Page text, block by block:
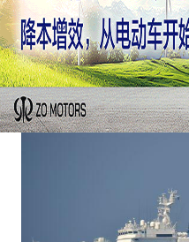
日本政府欲开发新系
《日本新华侨报》记者 乔聚
日本华侨报网 2021/2/5 10:17:18